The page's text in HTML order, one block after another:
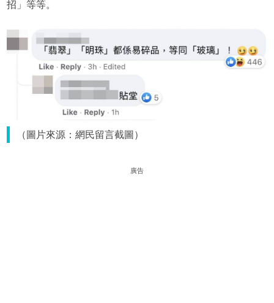
招」等等。
（圖片來源：網民留言截圖）
廣告